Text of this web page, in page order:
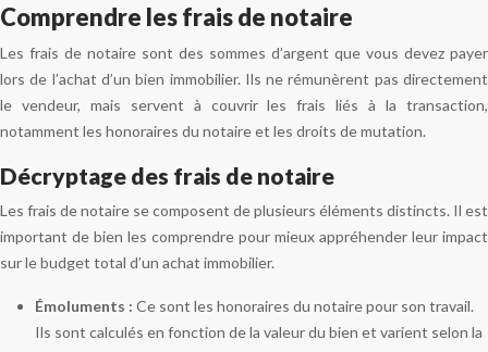
Comprendre les frais de notaire
Les frais de notaire sont des sommes d’argent que vous devez payer
lors de l’achat d’un bien immobilier. Ils ne rémunèrent pas directement
le vendeur, mais servent à couvrir les frais liés à la transaction,
notamment les honoraires du notaire et les droits de mutation.
Décryptage des frais de notaire
Les frais de notaire se composent de plusieurs éléments distincts. Il est
important de bien les comprendre pour mieux appréhender leur impact
sur le budget total d’un achat immobilier.
Émoluments : Ce sont les honoraires du notaire pour son travail.
Ils sont calculés en fonction de la valeur du bien et varient selon la